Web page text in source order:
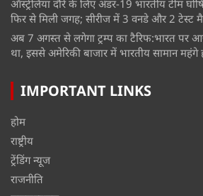
ऑस्ट्रेलिया दौरे के लिए अंडर-19 भारतीय टीम
फिर से मिली जगह; सीरीज में 3 वनडे और 2 टेस्ट
अब 7 अगस्त से लगेगा ट्रम्प का टैरिफ:भारत पर
था, इससे अमेरिकी बाजार में भारतीय सामान महंगे
IMPORTANT LINKS
होम
राष्ट्रीय
ट्रेंडिंग न्यूज
राजनीति